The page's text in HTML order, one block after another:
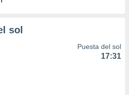
sol
Puesta del sol
17:31